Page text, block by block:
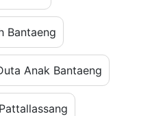
Bantaeng
Anak Bantaeng